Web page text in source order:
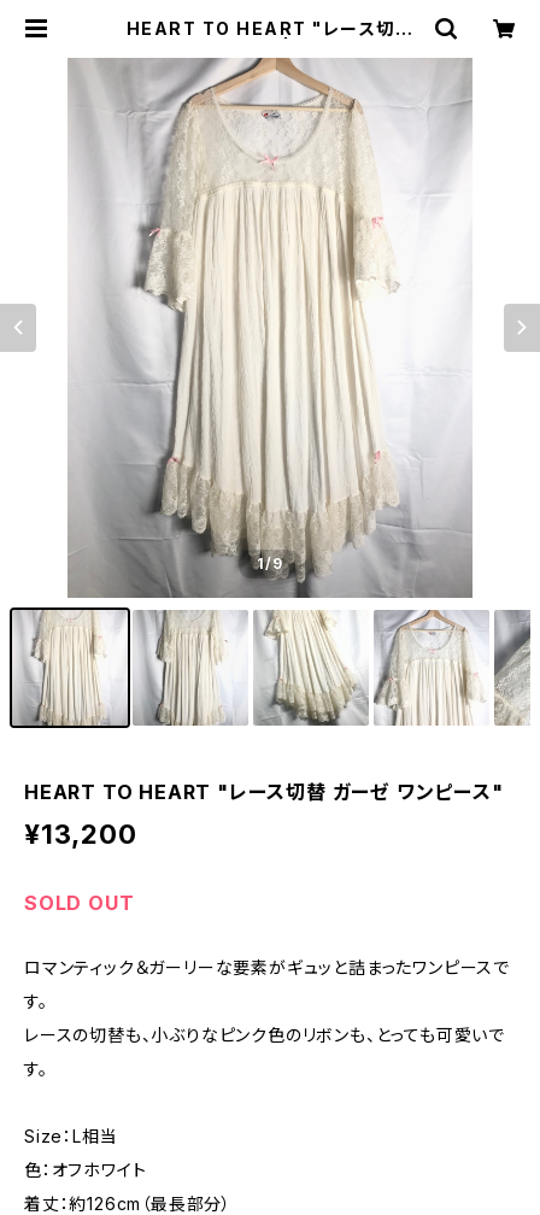
HEART TO HEART "レース切替
oth- | 新宿区神楽坂のリサイクルシ
ョップ・古着
1/9
HEART TO HEART "レース切替 ガーゼ ワンピース"
¥13,200
SOLD OUT
ロマンティック＆ガーリーな要素がギュッと詰まったワンピースで
す。
レースの切替も、小ぶりなピンク色のリボンも、とっても可愛いで
す。
Size：L相当
色：オフホワイト
着丈：約126cm（最長部分）